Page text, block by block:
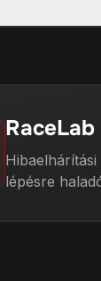
RaceLab
lépésre